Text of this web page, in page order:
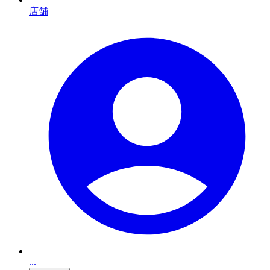
店舗
...